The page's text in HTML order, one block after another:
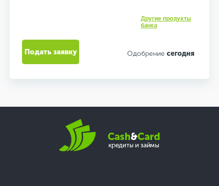
Другие продукты
банка
Одобрение сегодня
Подать заявку